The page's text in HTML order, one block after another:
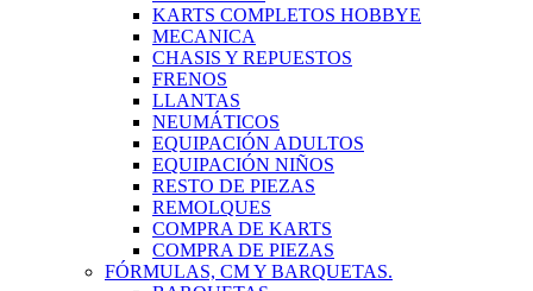
KARTS COMPLETOS HOBBYE
MECANICA
CHASIS Y REPUESTOS
FRENOS
LLANTAS
NEUMÁTICOS
EQUIPACIÓN ADULTOS
EQUIPACIÓN NIÑOS
RESTO DE PIEZAS
REMOLQUES
COMPRA DE KARTS
COMPRA DE PIEZAS
FÓRMULAS, CM Y BARQUETAS.